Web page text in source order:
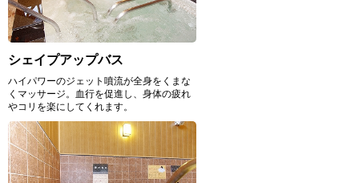
シェイプアップバス
ハイパワーのジェット噴流が全身をくまな
くマッサージ。血行を促進し、身体の疲れ
やコリを楽にしてくれます。